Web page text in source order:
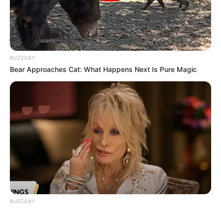
BUZZDAY
Bear Approaches Cat: What Happens Next Is Pure Magic
BUZZDAY